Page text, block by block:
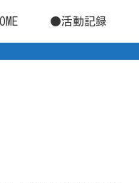
●活動記録